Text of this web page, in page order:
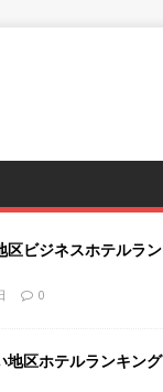
区ビジネスホテルラン
0
地区ホテルランキング